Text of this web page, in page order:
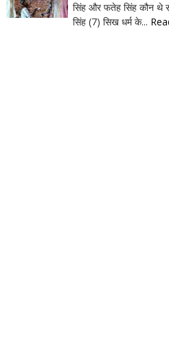
सिंह और फतेह सिंह कौन थे
सिंह (7) सिख धर्म के...